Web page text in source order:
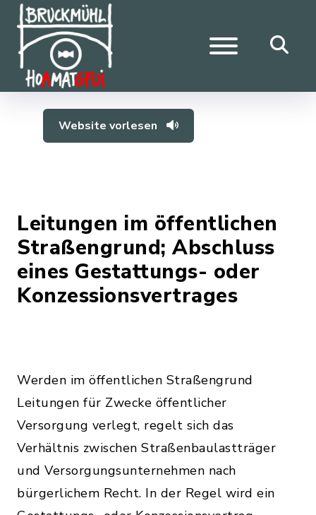
Website vorlesen
Leitungen im öffentlichen
Straßengrund; Abschluss
eines Gestattungs- oder
Konzessionsvertrages
Werden im öffentlichen Straßengrund
Leitungen für Zwecke öffentlicher
Versorgung verlegt, regelt sich das
Verhältnis zwischen Straßenbaulastträger
und Versorgungsunternehmen nach
bürgerlichem Recht. In der Regel wird ein